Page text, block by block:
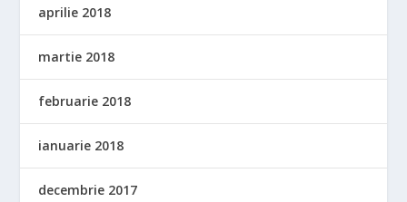
aprilie 2018
martie 2018
februarie 2018
ianuarie 2018
decembrie 2017